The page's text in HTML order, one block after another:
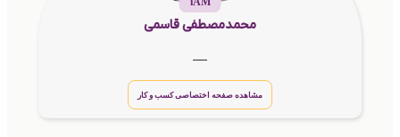
محمدمصطفی قاسمی
مشاهده صفحه اختصاصی کسب و کار